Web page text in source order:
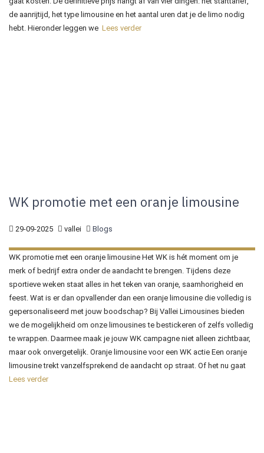
de aanrijtijd, het type limousine en het aantal uren dat je de limo nodig
hebt. Hieronder leggen we Lees verder
WK promotie met een oranje limousine
29-09-2025 vallei Blogs
WK promotie met een oranje limousine Het WK is hét moment om je
merk of bedrijf extra onder de aandacht te brengen. Tijdens deze
sportieve weken staat alles in het teken van oranje, saamhorigheid en
feest. Wat is er dan opvallender dan een oranje limousine die volledig is
gepersonaliseerd met jouw boodschap? Bij Vallei Limousines bieden
we de mogelijkheid om onze limousines te bestickeren of zelfs volledig
te wrappen. Daarmee maak je jouw WK campagne niet alleen zichtbaar,
maar ook onvergetelijk. Oranje limousine voor een WK actie Een oranje
limousine trekt vanzelfsprekend de aandacht op straat. Of het nu gaat
Lees verder